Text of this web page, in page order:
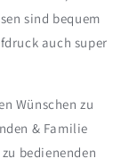
sind bequem
auch super
Wünschen zu
& Familie
bedienenden